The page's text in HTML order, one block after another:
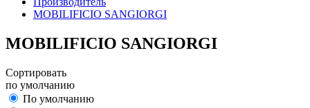
MOBILIFICIO SANGIORGI
MOBILIFICIO SANGIORGI
Сортировать
по умолчанию
По умолчанию